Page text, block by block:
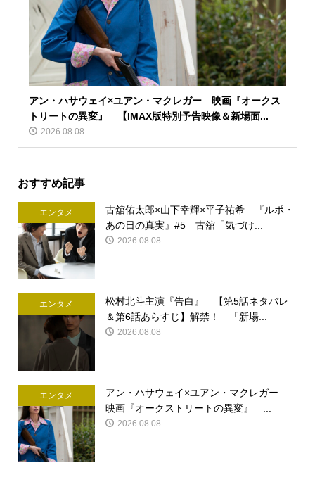
アン・ハサウェイ×ユアン・マクレガー 映画『オークス
トリートの異変』 【IMAX版特別予告映像＆新場面...
2026.08.08
おすすめ記事
エンタメ
古舘佑太郎×山下幸輝×平子祐希 『ルポ・
あの日の真実』#5 古舘「気づけ...
2026.08.08
エンタメ
松村北斗主演『告白』 【第5話ネタバレ
＆第6話あらすじ】解禁！ 「新場...
2026.08.08
エンタメ
アン・ハサウェイ×ユアン・マクレガー
映画『オークストリートの異変』 ...
2026.08.08